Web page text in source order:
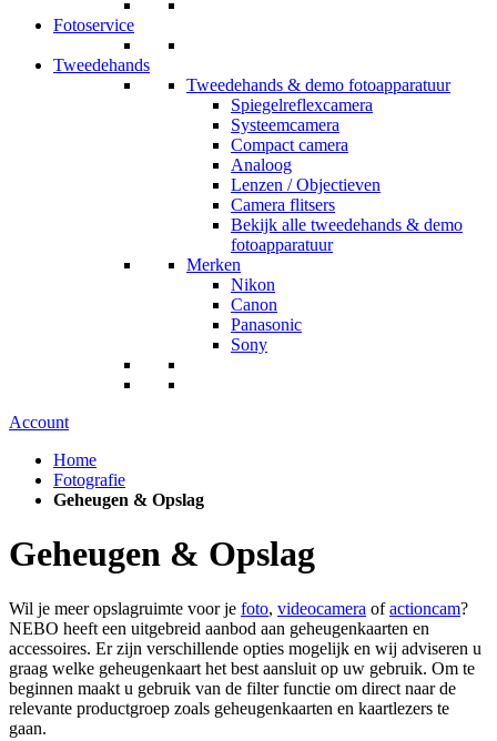
Fotoservice
Tweedehands
Tweedehands & demo fotoapparatuur
Spiegelreflexcamera
Systeemcamera
Compact camera
Analoog
Lenzen / Objectieven
Camera flitsers
Bekijk alle tweedehands & demo
fotoapparatuur
Merken
Nikon
Canon
Panasonic
Sony
Account
Home
Fotografie
Geheugen & Opslag
Geheugen & Opslag
Wil je meer opslagruimte voor je foto, videocamera ofactioncam?
NEBO heeft een uitgebreid aanbod aan geheugenkaarten en
accessoires. Er zijn verschillende opties mogelijk en wij adviseren u
graag welke geheugenkaart het best aansluit op uw gebruik. Om te
beginnen maakt u gebruik van de filter functie om direct naar de
relevante productgroep zoals geheugenkaarten en kaartlezers te
gaan.